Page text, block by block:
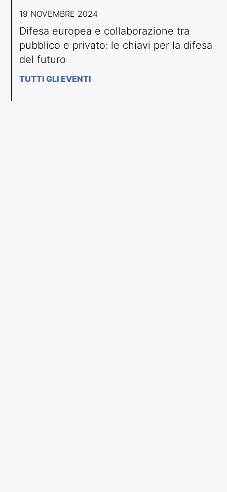
19 NOVEMBRE 2024
Difesa europea e collaborazione tra
pubblico e privato: le chiavi per la difesa
del futuro
TUTTI GLI EVENTI